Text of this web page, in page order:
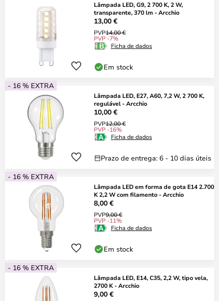
Lâmpada LED, G9, 2 700 K, 2 W,
transparente, 370 lm - Arcchio
13,00 €
PVP14,00 €
PVP -7%
Ficha de dados
Em stock
- 16 % EXTRA
Lâmpada LED, E27, A60, 7,2 W, 2 700 K,
regulável - Arcchio
10,00 €
PVP12,00 €
PVP -16%
Ficha de dados
Prazo de entrega: 6 - 10 dias úteis
- 16 % EXTRA
Lâmpada LED em forma de gota E14 2.700
K 2,2 W com filamento - Arcchio
8,00 €
PVP9,00 €
PVP -11%
Ficha de dados
Em stock
- 16 % EXTRA
Lâmpada LED, E14, C35, 2,2 W, tipo vela,
2700 K - Arcchio
9,00 €